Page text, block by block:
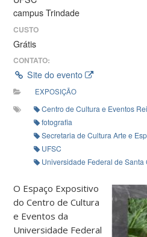
campus Trindade
CUSTO
Grátis
CONTATO:
Site do evento
EXPOSIÇÃO
Centro de Cultura e Eventos
fotografia
Secretaria de Cultura Arte e
UFSC
Universidade Federal de Santa
O Espaço Expositivo
do Centro de Cultura
e Eventos da
Universidade Federal